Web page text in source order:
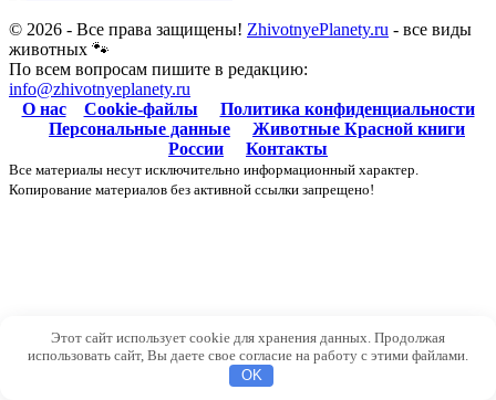
© 2026 - Все права защищены! ZhivotnyePlanety.ru - все виды
животных 🐾
По всем вопросам пишите в редакцию:
info@zhivotnyeplanety.ru
О нас
Cookie-файлы
Политика конфиденциальности
Персональные данные
Животные Красной книги
России
Контакты
Все материалы несут исключительно информационный характер.
Копирование материалов без активной ссылки запрещено!
Этот сайт использует cookie для хранения данных. Продолжая
использовать сайт, Вы даете свое согласие на работу с этими файлами.
OK